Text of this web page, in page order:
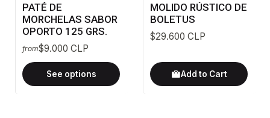
PATÉ DE
MORCHELAS SABOR
OPORTO 125 GRS.
from$9.000 CLP
See options
MOLIDO RÚSTICO DE
BOLETUS
$29.600 CLP
Add to Cart